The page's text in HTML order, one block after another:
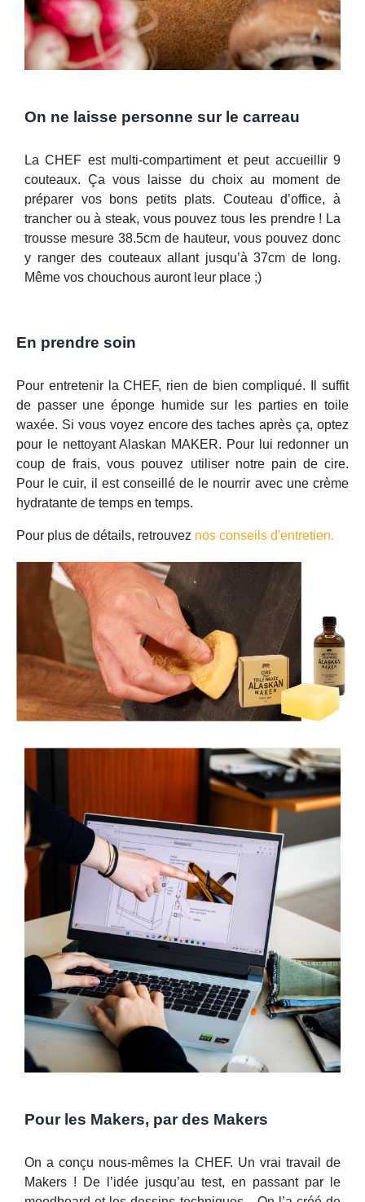
On ne laisse personne sur le carreau
La CHEF est multi-compartiment et peut accueillir 9
couteaux. Ça vous laisse du choix au moment de
préparer vos bons petits plats. Couteau d’office, à
trancher ou à steak, vous pouvez tous les prendre ! La
trousse mesure 38.5cm de hauteur, vous pouvez donc
y ranger des couteaux allant jusqu’à 37cm de long.
Même vos chouchous auront leur place ;)
En prendre soin
Pour entretenir la CHEF, rien de bien compliqué. Il suffit
de passer une éponge humide sur les parties en toile
waxée. Si vous voyez encore des taches après ça, optez
pour le nettoyant Alaskan MAKER. Pour lui redonner un
coup de frais, vous pouvez utiliser notre pain de cire.
Pour le cuir, il est conseillé de le nourrir avec une crème
hydratante de temps en temps.
Pour plus de détails, retrouvez nos conseils d'entretien.
Pour les Makers, par des Makers
On a conçu nous-mêmes la CHEF. Un vrai travail de
Makers ! De l’idée jusqu’au test, en passant par le